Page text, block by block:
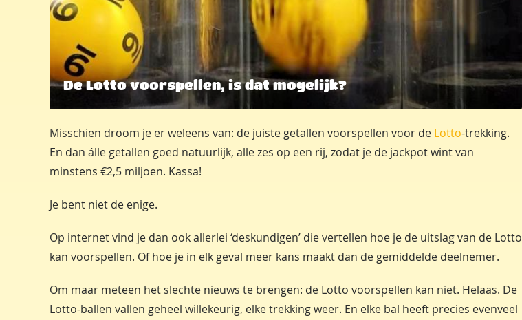
De Lotto voorspellen, is dat mogelijk?
Misschien droom je er weleens van: de juiste getallen voorspellen voor de Lotto-trekking.
En dan álle getallen goed natuurlijk, alle zes op een rij, zodat je de jackpot wint van
minstens €2,5 miljoen. Kassa!
Je bent niet de enige.
Op internet vind je dan ook allerlei ‘deskundigen’ die vertellen hoe je de uitslag van de Lotto
kan voorspellen. Of hoe je in elk geval meer kans maakt dan de gemiddelde deelnemer.
Om maar meteen het slechte nieuws te brengen: de Lotto voorspellen kan niet. Helaas. De
Lotto-ballen vallen geheel willekeurig, elke trekking weer. En elke bal heeft precies evenveel